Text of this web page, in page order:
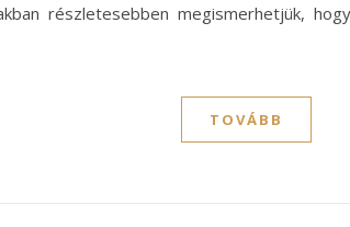
részletesebben megismerhetjük,
TOVÁBB